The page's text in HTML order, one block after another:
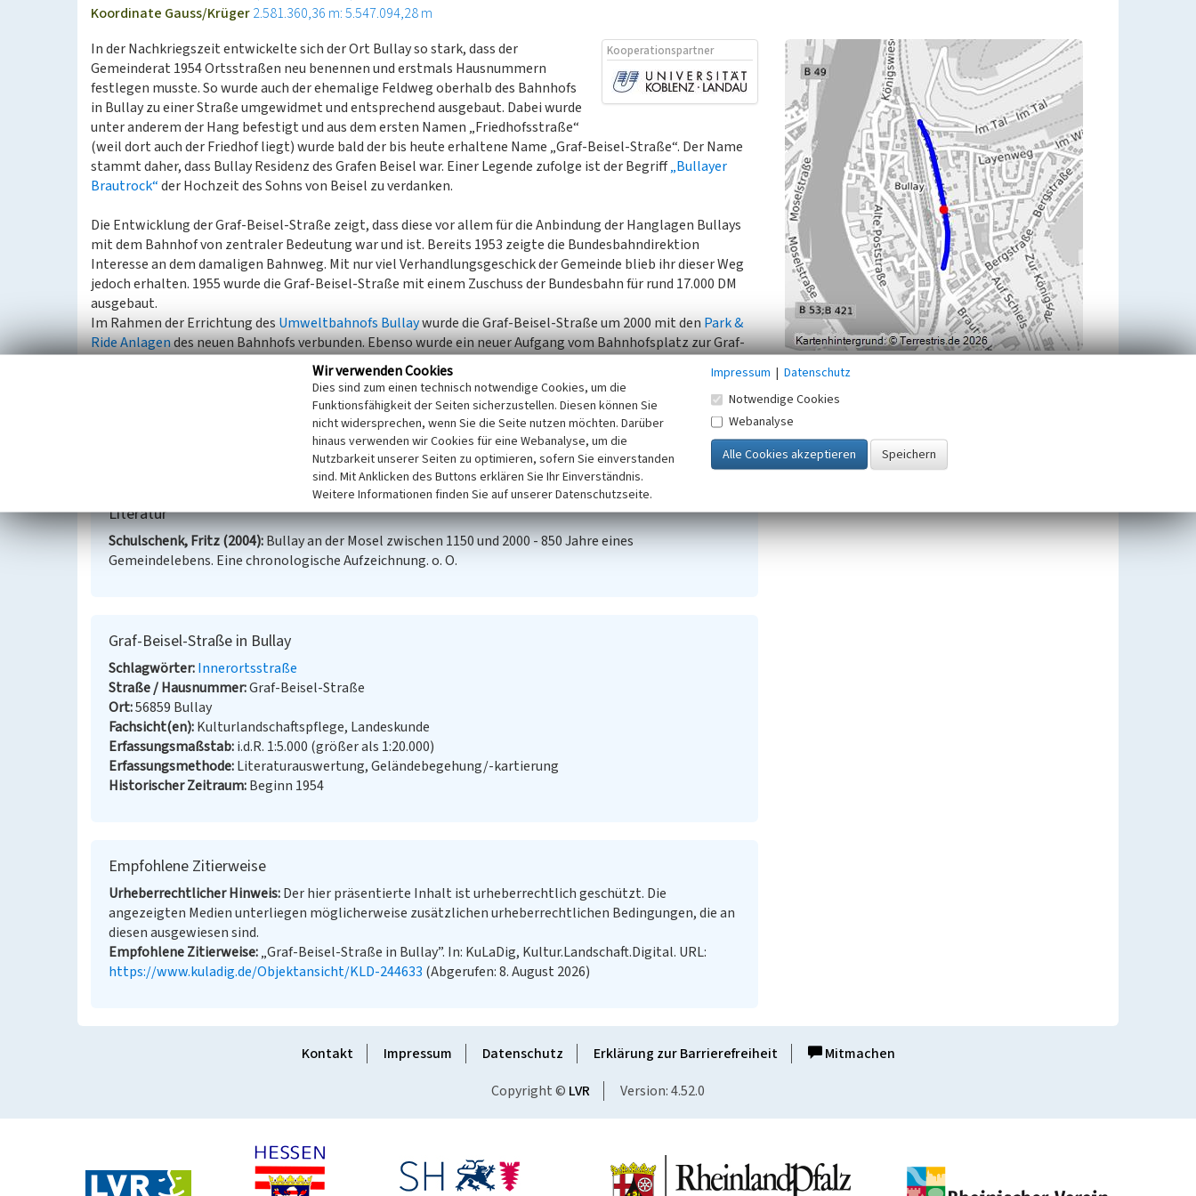
Koordinate Gauss/Krüger2.581.360,36 m: 5.547.094,28 m
Kooperationspartner
In der Nachkriegszeit entwickelte sich der Ort Bullay so stark, dass der
Gemeinderat 1954 Ortsstraßen neu benennen und erstmals Hausnummern
festlegen musste. So wurde auch der ehemalige Feldweg oberhalb des Bahnhofs
in Bullay zu einer Straße umgewidmet und entsprechend ausgebaut. Dabei wurde
unter anderem der Hang befestigt und aus dem ersten Namen „Friedhofsstraße“
(weil dort auch der Friedhof liegt) wurde bald der bis heute erhaltene Name „Graf-Beisel-Straße“. Der Name
stammt daher, dass Bullay Residenz des Grafen Beisel war. Einer Legende zufolge ist der Begriff„Bullayer
Brautrock“der Hochzeit des Sohns von Beisel zu verdanken.
Die Entwicklung der Graf-Beisel-Straße zeigt, dass diese vor allem für die Anbindung der Hanglagen Bullays
mit dem Bahnhof von zentraler Bedeutung war und ist. Bereits 1953 zeigte die Bundesbahndirektion
Interesse an dem damaligen Bahnweg. Mit nur viel Verhandlungsgeschick der Gemeinde blieb ihr dieser Weg
jedoch erhalten. 1955 wurde die Graf-Beisel-Straße mit einem Zuschuss der Bundesbahn für rund 17.000 DM
ausgebaut.
Im Rahmen der Errichtung des Umweltbahnofs Bullaywurde die Graf-Beisel-Straße um 2000 mit denPark &
Ride Anlagendes neuen Bahnhofs verbunden. Ebenso wurde ein neuer Aufgang vom Bahnhofsplatz zur Graf-
Heute ist die Straße wegen der Mehrzweckhalle und der direkten Anbindung zum Umweltbahnhof eine der
(Cali Burton, Universität Koblenz-Landau, 2015)
Literatur
Schulschenk, Fritz (2004) Bullay an der Mosel zwischen 1150 und 2000 - 850 Jahre eines
Gemeindelebens. Eine chronologische Aufzeichnung. o. O.
Graf-Beisel-Straße in Bullay
Schlagwörter Innerortsstraße
Straße / Hausnummer Graf-Beisel-Straße
Ort 56859 Bullay
Fachsicht(en) Kulturlandschaftspflege, Landeskunde
Erfassungsmaßstab i.d.R. 1:5.000 (größer als 1:20.000)
Erfassungsmethode Literaturauswertung, Geländebegehung/-kartierung
Historischer Zeitraum Beginn 1954
Empfohlene Zitierweise
Urheberrechtlicher Hinweis Der hier präsentierte Inhalt ist urheberrechtlich geschützt. Die
angezeigten Medien unterliegen möglicherweise zusätzlichen urheberrechtlichen Bedingungen, die an
diesen ausgewiesen sind.
Empfohlene Zitierweise „Graf-Beisel-Straße in Bullay”. In: KuLaDig, Kultur.Landschaft.Digital. URL:
https://www.kuladig.de/Objektansicht/KLD-244633 (Abgerufen: 8. August 2026)
Übergeordnetes Objekt
Beginn -55 bis 1150
Kontakt Impressum Datenschutz Erklärung zur Barrierefreiheit
Mitmachen
Copyright © LVR Version: 4.52.0
Wir verwenden Cookies
Dies sind zum einen technisch notwendige Cookies, um die
Funktionsfähigkeit der Seiten sicherzustellen. Diesen können Sie
nicht widersprechen, wenn Sie die Seite nutzen möchten. Darüber
hinaus verwenden wir Cookies für eine Webanalyse, um die
Nutzbarkeit unserer Seiten zu optimieren, sofern Sie einverstanden
sind. Mit Anklicken des Buttons erklären Sie Ihr Einverständnis.
Weitere Informationen finden Sie auf unserer Datenschutzseite.
Impressum | Datenschutz
Notwendige Cookies
Webanalyse